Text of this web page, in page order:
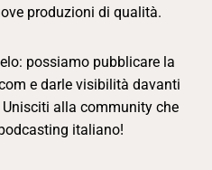
produzioni di qualità.
possiamo pubblicare la
e darle visibilità davanti
alla community che
italiano!